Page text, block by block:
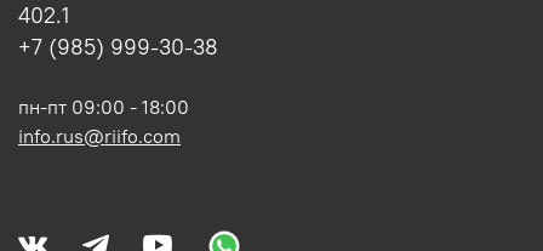
402.1
+7 (985) 999-30-38
пн-пт 09:00 - 18:00
info.rus@riifo.com